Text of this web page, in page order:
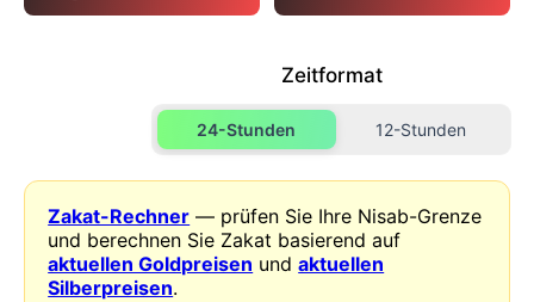
Zeitformat
24-Stunden 12-Stunden
Zakat-Rechner — prüfen Sie Ihre Nisab-Grenze
und berechnen Sie Zakat basierend auf
aktuellen Goldpreisen undaktuellen
Silberpreisen.